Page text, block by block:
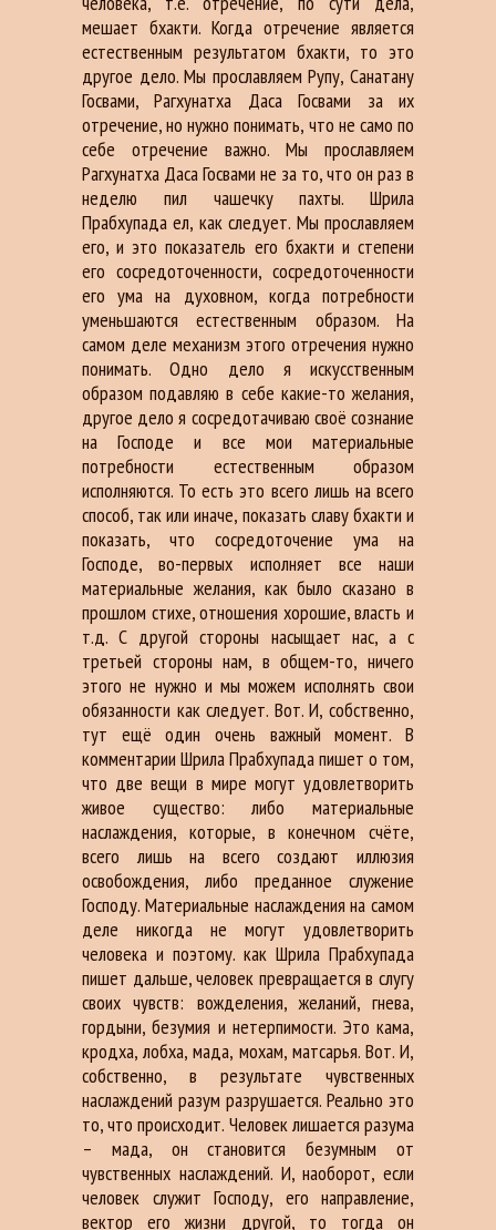
мешает бхакти. Когда отречение является
естественным результатом бхакти, то это
другое дело. Мы прославляем Рупу, Санатану
Госвами, Рагхунатха Даса Госвами за их
отречение, но нужно понимать, что не само по
себе отречение важно. Мы прославляем
Рагхунатха Даса Госвами не за то, что он раз в
неделю пил чашечку пахты. Шрила
Прабхупада ел, как следует. Мы прославляем
его, и это показатель его бхакти и степени
его сосредоточенности, сосредоточенности
его ума на духовном, когда потребности
уменьшаются естественным образом. На
самом деле механизм этого отречения нужно
понимать. Одно дело я искусственным
образом подавляю в себе какие-то желания,
другое дело я сосредотачиваю своё сознание
на Господе и все мои материальные
потребности естественным образом
исполняются. То есть это всего лишь на всего
способ, так или иначе, показать славу бхакти и
показать, что сосредоточение ума на
Господе, во-первых исполняет все наши
материальные желания, как было сказано в
прошлом стихе, отношения хорошие, власть и
т.д. С другой стороны насыщает нас, а с
третьей стороны нам, в общем-то, ничего
этого не нужно и мы можем исполнять свои
обязанности как следует. Вот. И, собственно,
тут ещё один очень важный момент. В
комментарии Шрила Прабхупада пишет о том,
что две вещи в мире могут удовлетворить
живое существо: либо материальные
наслаждения, которые, в конечном счёте,
всего лишь на всего создают иллюзия
освобождения, либо преданное служение
Господу. Материальные наслаждения на самом
деле никогда не могут удовлетворить
человека и поэтому. как Шрила Прабхупада
пишет дальше, человек превращается в слугу
своих чувств: вожделения, желаний, гнева,
гордыни, безумия и нетерпимости. Это кама,
кродха, лобха, мада, мохам, матсарья. Вот. И,
собственно, в результате чувственных
наслаждений разум разрушается. Реально это
то, что происходит. Человек лишается разума
– мада, он становится безумным от
чувственных наслаждений. И, наоборот, если
человек служит Господу, его направление,
вектор его жизни другой, то тогда он